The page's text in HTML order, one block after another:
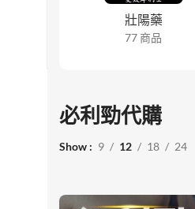
壯陽藥
77 商品
必利勁代購
Show 9 12 18 24